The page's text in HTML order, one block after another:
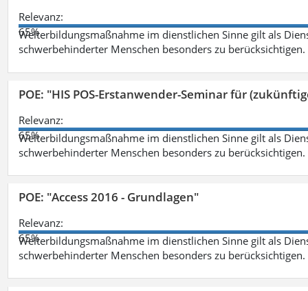
Relevanz:
65%
Weiterbildungsmaßnahme im dienstlichen Sinne gilt als
schwerbehinderter Menschen besonders zu berücksichtigen.
POE: "HIS POS-Erstanwender-Seminar für
Relevanz:
65%
Weiterbildungsmaßnahme im dienstlichen Sinne gilt als
schwerbehinderter Menschen besonders zu berücksichtigen.
POE: "Access 2016 - Grundlagen"
Relevanz:
65%
Weiterbildungsmaßnahme im dienstlichen Sinne gilt als
schwerbehinderter Menschen besonders zu berücksichtigen.